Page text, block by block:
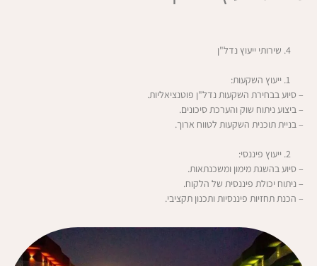
שירותי ייעוץ נדל"ן
ייעוץ השקעות:
– סיוע בבחירת השקעות נדל"ן פוטנציאליות.
– ביצוע ניתוח שוק והערכת סיכונים.
– בניית תוכנית השקעות לטווח ארוך.
ייעוץ פיננסי:
– סיוע בהשגת מימון ומשכנתאות.
– ניתוח יכולת פיננסית של הלקוח.
– הכנת תחזיות פיננסיות ותכנון תקציבי.